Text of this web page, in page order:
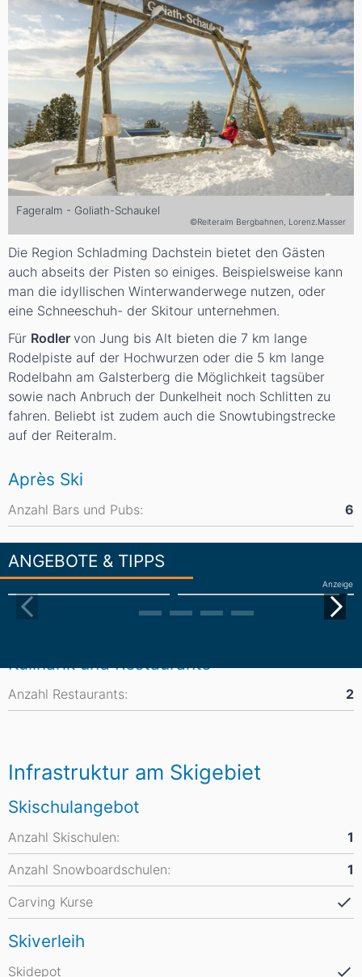
Fageralm - Goliath-Schaukel
©Reiteralm Bergbahnen, Lorenz.Masser
Die Region Schladming Dachstein bietet den Gästen
auch abseits der Pisten so einiges. Beispielsweise kann
man die idyllischen Winterwanderwege nutzen, oder
eine Schneeschuh- der Skitour unternehmen.
Für Rodler von Jung bis Alt bieten die 7 km lange
Rodelpiste auf der Hochwurzen oder die 5 km lange
Rodelbahn am Galsterberg die Möglichkeit tagsüber
sowie nach Anbruch der Dunkelheit noch Schlitten zu
fahren. Beliebt ist zudem auch die Snowtubingstrecke
auf der Reiteralm.
Après Ski
Anzahl Bars und Pubs: 6
ANGEBOTE & TIPPS
Anzeige
Kulinarik und Restaurants
Anzahl Restaurants: 2
Infrastruktur am Skigebiet
Skischulangebot
Anzahl Skischulen:
1
Anzahl Snowboardschulen:
1
Carving Kurse
Skiverleih
Skidepot